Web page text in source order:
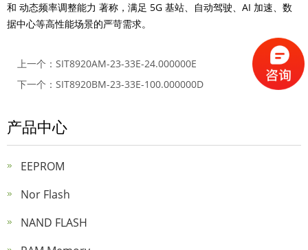
和 动态频率调整能力 著称，满足 5G 基站、自动驾驶、AI 加速、数
据中心等高性能场景的严苛需求。
上一个： SIT8920AM-23-33E-24.000000E
下一个： SIT8920BM-23-33E-100.000000D
产品中心
EEPROM
Nor Flash
NAND FLASH